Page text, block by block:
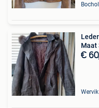
Maat
€
Wervik